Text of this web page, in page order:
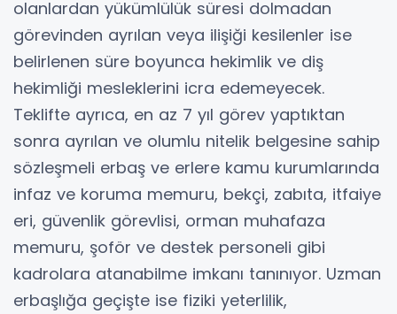
olanlardan yükümlülük süresi dolmadan
görevinden ayrılan veya ilişiği kesilenler ise
belirlenen süre boyunca hekimlik ve diş
hekimliği mesleklerini icra edemeyecek.
Teklifte ayrıca, en az 7 yıl görev yaptıktan
sonra ayrılan ve olumlu nitelik belgesine sahip
sözleşmeli erbaş ve erlere kamu kurumlarında
infaz ve koruma memuru, bekçi, zabıta, itfaiye
eri, güvenlik görevlisi, orman muhafaza
memuru, şoför ve destek personeli gibi
kadrolara atanabilme imkanı tanınıyor. Uzman
erbaşlığa geçişte ise fiziki yeterlilik,